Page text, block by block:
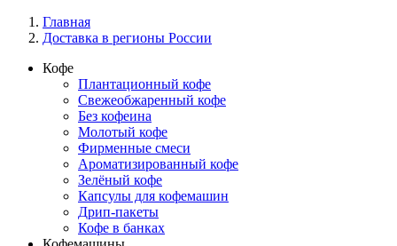
Главная
Доставка в регионы России
Кофе
Плантационный кофе
Свежеобжаренный кофе
Без кофеина
Молотый кофе
Фирменные смеси
Ароматизированный кофе
Зелёный кофе
Капсулы для кофемашин
Дрип-пакеты
Кофе в банках